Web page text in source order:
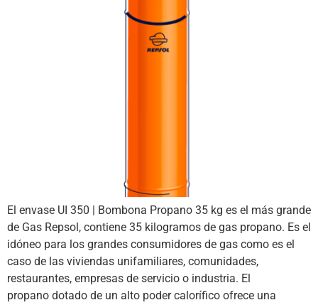
El envase UI 350 | Bombona Propano 35 kg es el más grande
de Gas Repsol, contiene 35 kilogramos de gas propano. Es el
idóneo para los grandes consumidores de gas como es el
caso de las viviendas unifamiliares, comunidades,
restaurantes, empresas de servicio o industria. El
propano dotado de un alto poder calorífico ofrece una